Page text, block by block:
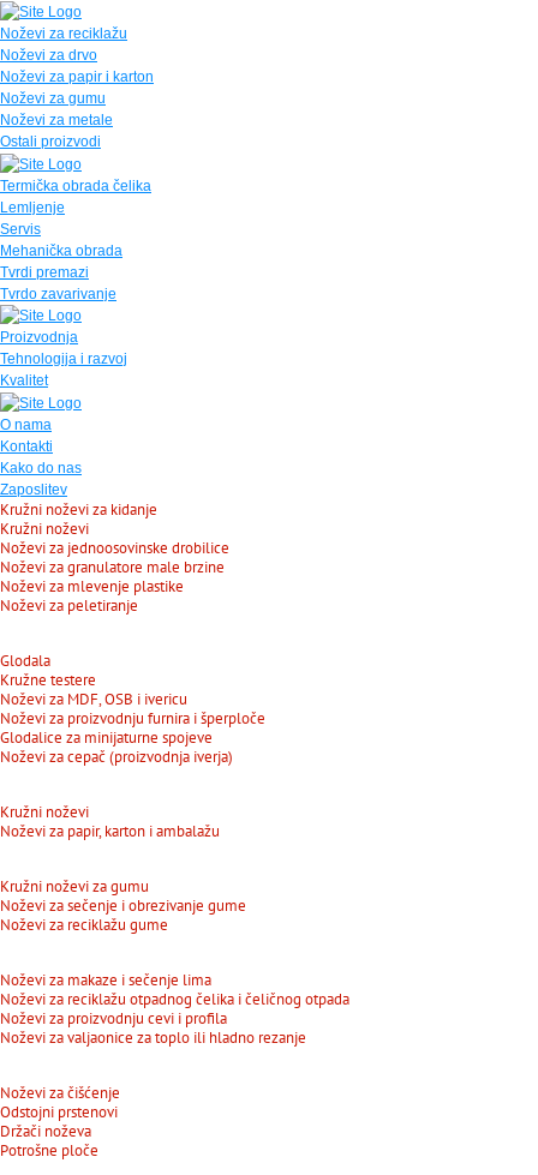
Noževi za reciklažu
Noževi za drvo
Noževi za papir i karton
Noževi za gumu
Noževi za metale
Ostali proizvodi
Termička obrada čelika
Lemljenje
Servis
Mehanička obrada
Tvrdi premazi
Tvrdo zavarivanje
Proizvodnja
Tehnologija i razvoj
Kvalitet
O nama
Kontakti
Kako do nas
Zaposlitev
Kružni noževi za kidanje
Kružni noževi
Noževi za jednoosovinske drobilice
Noževi za granulatore male brzine
Noževi za mlevenje plastike
Noževi za peletiranje
Glodala
Kružne testere
Noževi za MDF, OSB i ivericu
Noževi za proizvodnju furnira i šperploče
Glodalice za minijaturne spojeve
Noževi za cepač (proizvodnja iverja)
Kružni noževi
Noževi za papir, karton i ambalažu
Kružni noževi za gumu
Noževi za sečenje i obrezivanje gume
Noževi za reciklažu gume
Noževi za makaze i sečenje lima
Noževi za reciklažu otpadnog čelika i čeličnog otpada
Noževi za proizvodnju cevi i profila
Noževi za valjaonice za toplo ili hladno rezanje
Noževi za čišćenje
Odstojni prstenovi
Držači noževa
Potrošne ploče